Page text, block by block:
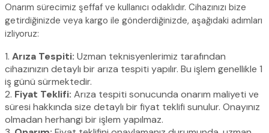
Onarım sürecimiz şeffaf ve kullanıcı odaklıdır. Cihazınızı bize
getirdiğinizde veya kargo ile gönderdiğinizde, aşağıdaki adımları
izliyoruz:
1. Arıza Tespiti: Uzman teknisyenlerimiz tarafından
cihazınızın detaylı bir arıza tespiti yapılır. Bu işlem genellikle 1
iş günü sürmektedir.
2. Fiyat Teklifi: Arıza tespiti sonucunda onarım maliyeti ve
süresi hakkında size detaylı bir fiyat teklifi sunulur. Onayınız
olmadan herhangi bir işlem yapılmaz.